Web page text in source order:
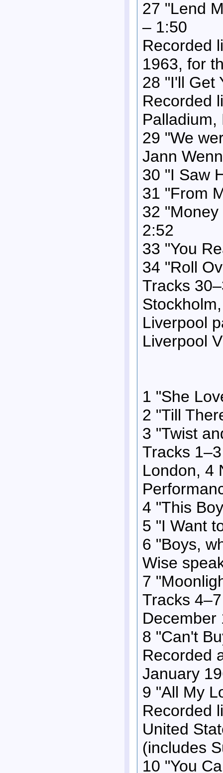
27 "Lend
– 1:50
Recorded
1963, for
28 "I'll Get
Recorded
29 "We
Jann
30 "I Saw
31 "From
32
2:52
33 "You
34 "Roll
Tracks
Liverpool
Liverpool
1 "She
2 "Till
3 "Twist
Tracks
London, 4
4 "This
5 "I Want
6 "Boys,
Wise
7
Tracks
December
8 "Can't
Recorded
January
9 "All My
Recorded
United
(includes
10 "You